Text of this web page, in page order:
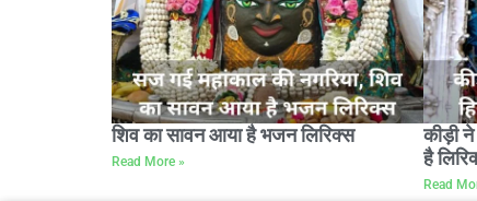
शिव का सावन आया है भजन लिरिक्स
Read More »
कीड़ी
है
Read